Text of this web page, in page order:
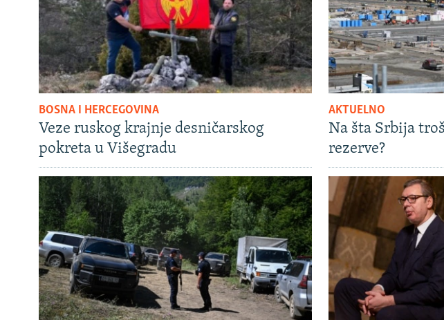
BOSNA I HERCEGOVINA
Veze ruskog krajnje desničarskog
pokreta u Višegradu
AKTUELNO
Na šta Srbija
rezerve?